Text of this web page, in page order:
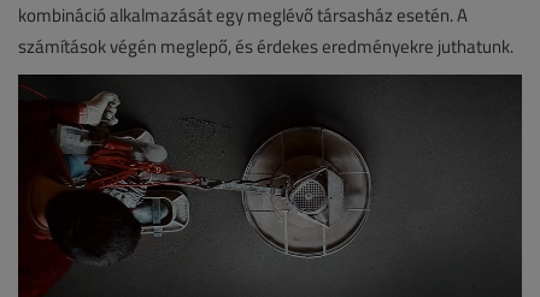
kombináció alkalmazását egy meglévő társasház esetén. A
számítások végén meglepő, és érdekes eredményekre juthatunk.